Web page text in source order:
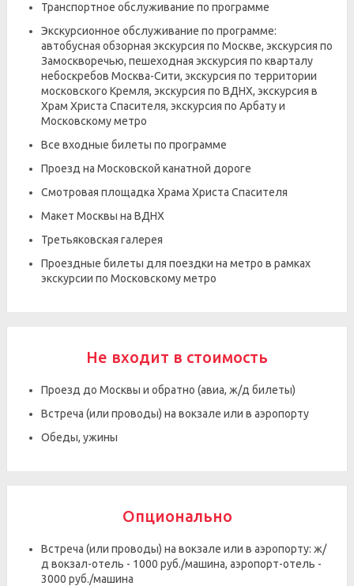
Транспортное обслуживание по программе
Экскурсионное обслуживание по программе:
автобусная обзорная экскурсия по Москве, экскурсия по
Замоскворечью, пешеходная экскурсия по кварталу
небоскребов Москва-Сити, экскурсия по территории
московского Кремля, экскурсия по ВДНХ, экскурсия в
Храм Христа Спасителя, экскурсия по Арбату и
Московскому метро
Все входные билеты по программе
Проезд на Московской канатной дороге
Смотровая площадка Храма Христа Спасителя
Макет Москвы на ВДНХ
Третьяковская галерея
Проездные билеты для поездки на метро в рамках
экскурсии по Московскому метро
Не входит в стоимость
Проезд до Москвы и обратно (авиа, ж/д билеты)
Встреча (или проводы) на вокзале или в аэропорту
Обеды, ужины
Опционально
Встреча (или проводы) на вокзале или в аэропорту: ж/
д вокзал-отель - 1000 руб./машина, аэропорт-отель -
3000 руб./машина